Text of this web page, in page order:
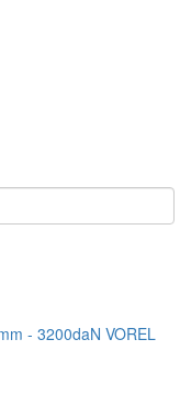
- 3200daN VOREL